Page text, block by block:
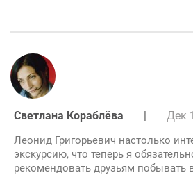
Светлана Кораблёва | Дек
Леонид Григорьевич настолько
экскурсию, что теперь я
рекомендовать друзьям побывать